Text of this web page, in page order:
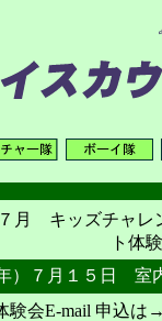
月 キッズチャレ
ト体
）７月１５日 室
会E-mail 申込は